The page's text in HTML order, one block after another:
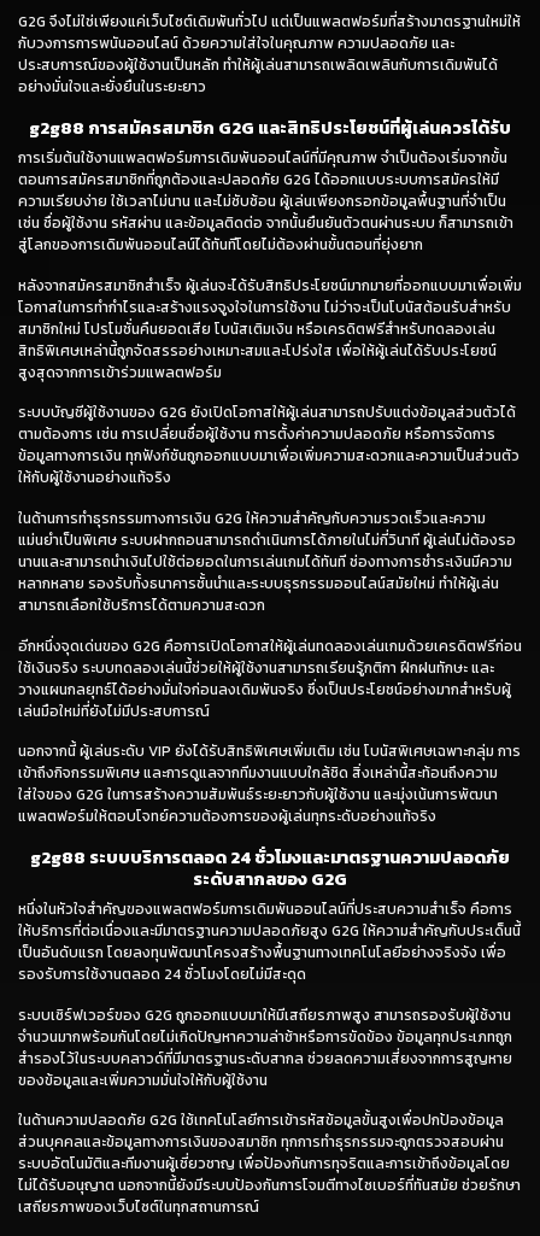
G2G จึงไม่ใช่เพียงแค่เว็บไซต์เดิมพันทั่วไป แต่เป็นแพลตฟอร์มที่สร้างมาตรฐานใหม่ให้
กับวงการการพนันออนไลน์ ด้วยความใส่ใจในคุณภาพ ความปลอดภัย และ
ประสบการณ์ของผู้ใช้งานเป็นหลัก ทำให้ผู้เล่นสามารถเพลิดเพลินกับการเดิมพันได้
อย่างมั่นใจและยั่งยืนในระยะยาว
g2g88 การสมัครสมาชิก G2G และสิทธิประโยชน์ที่ผู้เล่นควรได้รับ
การเริ่มต้นใช้งานแพลตฟอร์มการเดิมพันออนไลน์ที่มีคุณภาพ จำเป็นต้องเริ่มจากขั้น
ตอนการสมัครสมาชิกที่ถูกต้องและปลอดภัย G2G ได้ออกแบบระบบการสมัครให้มี
ความเรียบง่าย ใช้เวลาไม่นาน และไม่ซับซ้อน ผู้เล่นเพียงกรอกข้อมูลพื้นฐานที่จำเป็น
เช่น ชื่อผู้ใช้งาน รหัสผ่าน และข้อมูลติดต่อ จากนั้นยืนยันตัวตนผ่านระบบ ก็สามารถเข้า
สู่โลกของการเดิมพันออนไลน์ได้ทันทีโดยไม่ต้องผ่านขั้นตอนที่ยุ่งยาก
หลังจากสมัครสมาชิกสำเร็จ ผู้เล่นจะได้รับสิทธิประโยชน์มากมายที่ออกแบบมาเพื่อเพิ่ม
โอกาสในการทำกำไรและสร้างแรงจูงใจในการใช้งาน ไม่ว่าจะเป็นโบนัสต้อนรับสำหรับ
สมาชิกใหม่ โปรโมชั่นคืนยอดเสีย โบนัสเติมเงิน หรือเครดิตฟรีสำหรับทดลองเล่น
สิทธิพิเศษเหล่านี้ถูกจัดสรรอย่างเหมาะสมและโปร่งใส เพื่อให้ผู้เล่นได้รับประโยชน์
สูงสุดจากการเข้าร่วมแพลตฟอร์ม
ระบบบัญชีผู้ใช้งานของ G2G ยังเปิดโอกาสให้ผู้เล่นสามารถปรับแต่งข้อมูลส่วนตัวได้
ตามต้องการ เช่น การเปลี่ยนชื่อผู้ใช้งาน การตั้งค่าความปลอดภัย หรือการจัดการ
ข้อมูลทางการเงิน ทุกฟังก์ชันถูกออกแบบมาเพื่อเพิ่มความสะดวกและความเป็นส่วนตัว
ให้กับผู้ใช้งานอย่างแท้จริง
ในด้านการทำธุรกรรมทางการเงิน G2G ให้ความสำคัญกับความรวดเร็วและความ
แม่นยำเป็นพิเศษ ระบบฝากถอนสามารถดำเนินการได้ภายในไม่กี่วินาที ผู้เล่นไม่ต้องรอ
นานและสามารถนำเงินไปใช้ต่อยอดในการเล่นเกมได้ทันที ช่องทางการชำระเงินมีความ
หลากหลาย รองรับทั้งธนาคารชั้นนำและระบบธุรกรรมออนไลน์สมัยใหม่ ทำให้ผู้เล่น
สามารถเลือกใช้บริการได้ตามความสะดวก
อีกหนึ่งจุดเด่นของ G2G คือการเปิดโอกาสให้ผู้เล่นทดลองเล่นเกมด้วยเครดิตฟรีก่อน
ใช้เงินจริง ระบบทดลองเล่นนี้ช่วยให้ผู้ใช้งานสามารถเรียนรู้กติกา ฝึกฝนทักษะ และ
วางแผนกลยุทธ์ได้อย่างมั่นใจก่อนลงเดิมพันจริง ซึ่งเป็นประโยชน์อย่างมากสำหรับผู้
เล่นมือใหม่ที่ยังไม่มีประสบการณ์
นอกจากนี้ ผู้เล่นระดับ VIP ยังได้รับสิทธิพิเศษเพิ่มเติม เช่น โบนัสพิเศษเฉพาะกลุ่ม การ
เข้าถึงกิจกรรมพิเศษ และการดูแลจากทีมงานแบบใกล้ชิด สิ่งเหล่านี้สะท้อนถึงความ
ใส่ใจของ G2G ในการสร้างความสัมพันธ์ระยะยาวกับผู้ใช้งาน และมุ่งเน้นการพัฒนา
แพลตฟอร์มให้ตอบโจทย์ความต้องการของผู้เล่นทุกระดับอย่างแท้จริง
g2g88 ระบบบริการตลอด 24 ชั่วโมงและมาตรฐานความปลอดภัย
ระดับสากลของ G2G
หนึ่งในหัวใจสำคัญของแพลตฟอร์มการเดิมพันออนไลน์ที่ประสบความสำเร็จ คือการ
ให้บริการที่ต่อเนื่องและมีมาตรฐานความปลอดภัยสูง G2G ให้ความสำคัญกับประเด็นนี้
เป็นอันดับแรก โดยลงทุนพัฒนาโครงสร้างพื้นฐานทางเทคโนโลยีอย่างจริงจัง เพื่อ
รองรับการใช้งานตลอด 24 ชั่วโมงโดยไม่มีสะดุด
ระบบเซิร์ฟเวอร์ของ G2G ถูกออกแบบมาให้มีเสถียรภาพสูง สามารถรองรับผู้ใช้งาน
จำนวนมากพร้อมกันโดยไม่เกิดปัญหาความล่าช้าหรือการขัดข้อง ข้อมูลทุกประเภทถูก
สำรองไว้ในระบบคลาวด์ที่มีมาตรฐานระดับสากล ช่วยลดความเสี่ยงจากการสูญหาย
ของข้อมูลและเพิ่มความมั่นใจให้กับผู้ใช้งาน
ในด้านความปลอดภัย G2G ใช้เทคโนโลยีการเข้ารหัสข้อมูลขั้นสูงเพื่อปกป้องข้อมูล
ส่วนบุคคลและข้อมูลทางการเงินของสมาชิก ทุกการทำธุรกรรมจะถูกตรวจสอบผ่าน
ระบบอัตโนมัติและทีมงานผู้เชี่ยวชาญ เพื่อป้องกันการทุจริตและการเข้าถึงข้อมูลโดย
ไม่ได้รับอนุญาต นอกจากนี้ยังมีระบบป้องกันการโจมตีทางไซเบอร์ที่ทันสมัย ช่วยรักษา
เสถียรภาพของเว็บไซต์ในทุกสถานการณ์